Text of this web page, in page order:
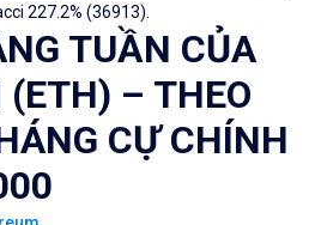
227.2% (36913).
TUẦN CỦA
(ETH) – THEO
CỰ CHÍNH